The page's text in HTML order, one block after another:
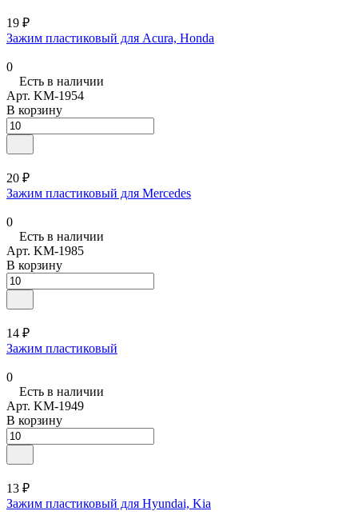
19 ₽
Зажим пластиковый для Acura, Honda
0
Есть в наличии
Арт. KM-1954
В корзину
20 ₽
Зажим пластиковый для Mercedes
0
Есть в наличии
Арт. KM-1985
В корзину
14 ₽
Зажим пластиковый
0
Есть в наличии
Арт. KM-1949
В корзину
13 ₽
Зажим пластиковый для Hyundai, Kia